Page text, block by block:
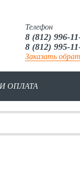
Телефон
8 (812) 996-
8 (812) 995-
Заказать
ОПЛАТА